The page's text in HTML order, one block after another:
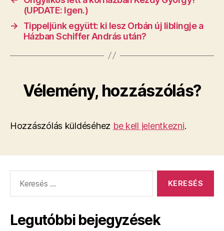
(UPDATE: Igen.)
→
Tippeljünk együtt: ki lesz Orbán új liblingje a
Házban Schiffer András után?
Vélemény, hozzászólás?
Hozzászólás küldéséhez be kell jelentkezni.
Legutóbbi bejegyzések